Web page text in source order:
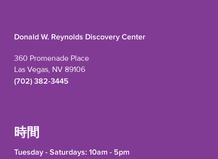
Donald W. Reynolds Discovery Center
360 Promenade Place
Las Vegas, NV 89106
(702) 382-3445
時間
Tuesday - Saturdays: 10am - 5pm